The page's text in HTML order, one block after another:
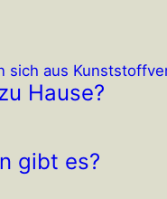
Hause?
gibt es?